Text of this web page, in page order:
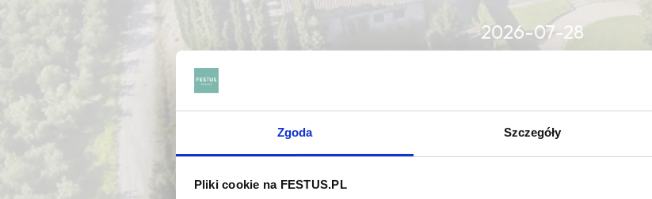
Zgoda Szczegóły
Pliki cookie na FESTUS.PL
2026-07-28
CZYTAJ WIĘCEJ
CZYTAJ WIĘCEJ